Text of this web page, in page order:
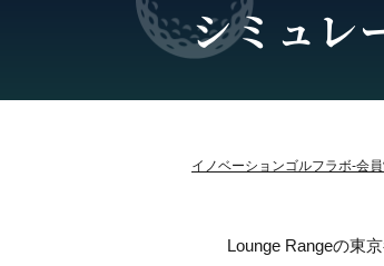
シミュレ
イノベーションゴルフラボ-会
Lounge Rangeの東